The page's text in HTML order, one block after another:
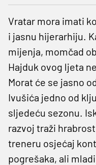
Vratar mora imati
i jasnu hijerarhiju.
mijenja, momčad
Hajduk ovog ljeta
Morat će se jasno
Ivušića jedno od
sljedeću sezonu.
razvoj traži
treneru osjećaj
pogrešaka, ali